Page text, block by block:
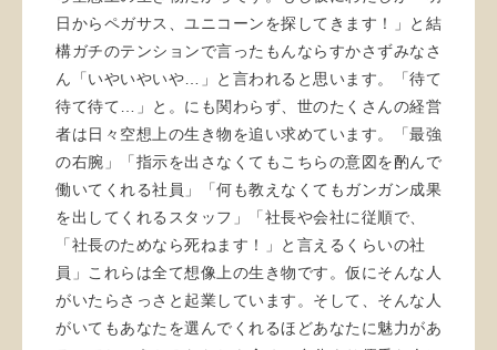
日からペガサス、ユニコーンを探してきます！」と結
構ガチのテンションで言ったもんならすかさずみなさ
ん「いやいやいや…」と言われると思います。「待て
待て待て…」と。にも関わらず、世のたくさんの経営
者は日々空想上の生き物を追い求めています。「最強
の右腕」「指示を出さなくてもこちらの意図を酌んで
働いてくれる社員」「何も教えなくてもガンガン成果
を出してくれるスタッフ」「社長や会社に従順で、
「社長のためなら死ねます！」と言えるくらいの社
員」これらは全て想像上の生き物です。仮にそんな人
がいたらさっさと起業しています。そして、そんな人
がいてもあなたを選んでくれるほどあなたに魅力があ